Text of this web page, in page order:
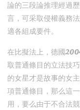
論的三段論推理經過
言，可采取侵權義務
適各組成要件。
在比擬法上，德國
取普通條目的立法技
的女星才是故事的女
項普通條目，那么這
用，要么由于不合法